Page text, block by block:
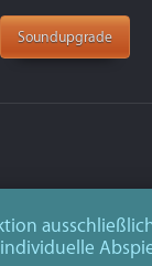
Soundupgrade
individuelle